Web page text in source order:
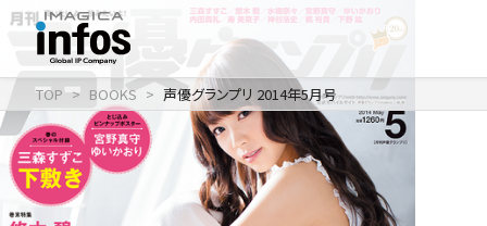
IP / MEDIA
TOP BOOKS 声優グランプリ 2014年5月号